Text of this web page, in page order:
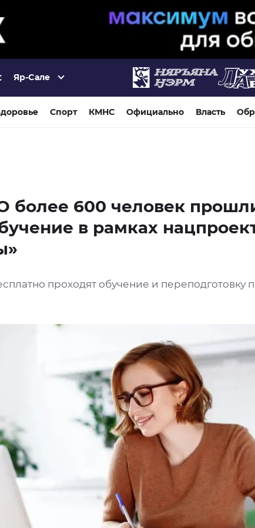
Яр-Сале
Спорт КМНС Официально Власть
более 600 человек
в рамках
проходят обучение и переподготовку